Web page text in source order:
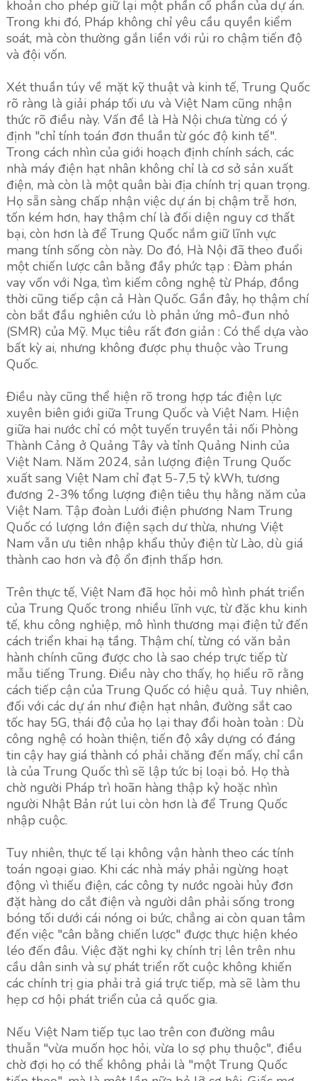
khoản cho phép giữ lại một phần cổ phần của dự án.
Trong khi đó, Pháp không chỉ yêu cầu quyền kiểm
soát, mà còn thường gắn liền với rủi ro chậm tiến độ
và đội vốn.
Xét thuần túy về mặt kỹ thuật và kinh tế, Trung Quốc
rõ ràng là giải pháp tối ưu và Việt Nam cũng nhận
thức rõ điều này. Vấn đề là Hà Nội chưa từng có ý
định "chỉ tính toán đơn thuần từ góc độ kinh tế".
Trong cách nhìn của giới hoạch định chính sách, các
nhà máy điện hạt nhân không chỉ là cơ sở sản xuất
điện, mà còn là một quân bài địa chính trị quan trọng.
Họ sẵn sàng chấp nhận việc dự án bị chậm trễ hơn,
tốn kém hơn, hay thậm chí là đối diện nguy cơ thất
bại, còn hơn là để Trung Quốc nắm giữ lĩnh vực
mang tính sống còn này. Do đó, Hà Nội đã theo đuổi
một chiến lược cân bằng đầy phức tạp : Đàm phán
vay vốn với Nga, tìm kiếm công nghệ từ Pháp, đồng
thời cũng tiếp cận cả Hàn Quốc. Gần đây, họ thậm chí
còn bắt đầu nghiên cứu lò phản ứng mô-đun nhỏ
(SMR) của Mỹ. Mục tiêu rất đơn giản : Có thể dựa vào
bất kỳ ai, nhưng không được phụ thuộc vào Trung
Quốc.
Điều này cũng thể hiện rõ trong hợp tác điện lực
xuyên biên giới giữa Trung Quốc và Việt Nam. Hiện
giữa hai nước chỉ có một tuyến truyền tải nối Phòng
Thành Cảng ở Quảng Tây và tỉnh Quảng Ninh của
Việt Nam. Năm 2024, sản lượng điện Trung Quốc
xuất sang Việt Nam chỉ đạt 5-7,5 tỷ kWh, tương
đương 2-3% tổng lượng điện tiêu thụ hằng năm của
Việt Nam. Tập đoàn Lưới điện phương Nam Trung
Quốc có lượng lớn điện sạch dư thừa, nhưng Việt
Nam vẫn ưu tiên nhập khẩu thủy điện từ Lào, dù giá
thành cao hơn và độ ổn định thấp hơn.
Trên thực tế, Việt Nam đã học hỏi mô hình phát triển
của Trung Quốc trong nhiều lĩnh vực, từ đặc khu kinh
tế, khu công nghiệp, mô hình thương mại điện tử đến
cách triển khai hạ tầng. Thậm chí, từng có văn bản
hành chính cũng được cho là sao chép trực tiếp từ
mẫu tiếng Trung. Điều này cho thấy, họ hiểu rõ rằng
cách tiếp cận của Trung Quốc có hiệu quả. Tuy nhiên,
đối với các dự án như điện hạt nhân, đường sắt cao
tốc hay 5G, thái độ của họ lại thay đổi hoàn toàn : Dù
công nghệ có hoàn thiện, tiến độ xây dựng có đáng
tin cậy hay giá thành có phải chăng đến mấy, chỉ cần
là của Trung Quốc thì sẽ lập tức bị loại bỏ. Họ thà
chờ người Pháp trì hoãn hàng thập kỷ hoặc nhìn
người Nhật Bản rút lui còn hơn là để Trung Quốc
nhập cuộc.
Tuy nhiên, thực tế lại không vận hành theo các tính
toán ngoại giao. Khi các nhà máy phải ngừng hoạt
động vì thiếu điện, các công ty nước ngoài hủy đơn
đặt hàng do cắt điện và người dân phải sống trong
bóng tối dưới cái nóng oi bức, chẳng ai còn quan tâm
đến việc "cân bằng chiến lược" được thực hiện khéo
léo đến đâu. Việc đặt nghi kỵ chính trị lên trên nhu
cầu dân sinh và sự phát triển rốt cuộc không khiến
các chính trị gia phải trả giá trực tiếp, mà sẽ làm thu
hẹp cơ hội phát triển của cả quốc gia.
Nếu Việt Nam tiếp tục lao trên con đường mâu
thuẫn "vừa muốn học hỏi, vừa lo sợ phụ thuộc", điều
chờ đợi họ có thể không phải là "một Trung Quốc